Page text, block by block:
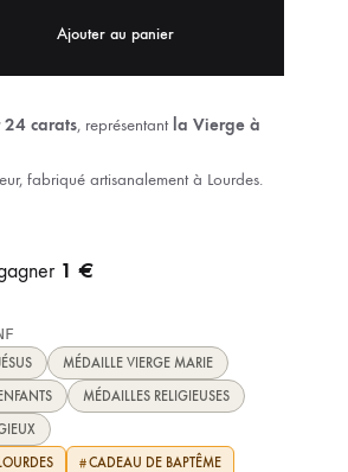
SOUVENIRS DE LOURDES
Ajouter au panier
carats, représentant la Vierge à
fabriqué artisanalement à Lourdes.
1 €
MÉDAILLE VIERGE MARIE
MÉDAILLES RELIGIEUSES
#CADEAU DE BAPTÊME